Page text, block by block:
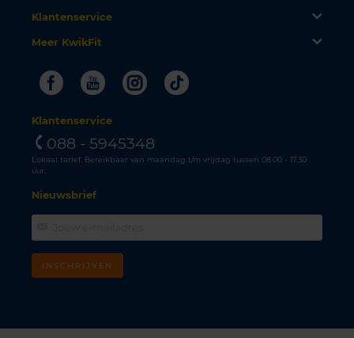
Klantenservice
Meer KwikFit
FacebookYoutubeInstagram
Tiktok
Klantenservice
088 - 5945348
Lokaal tarief. Bereikbaar van maandag t/m vrijdag tussen 08.00 - 17.30
uur.
Nieuwsbrief
INSCHRIJVEN